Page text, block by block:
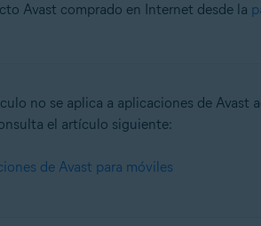
Avast comprado en Internet desde la
no se aplica a aplicaciones de Avast
el artículo siguiente:
de Avast para móviles